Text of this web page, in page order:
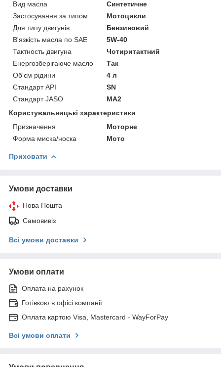
Вид масла
Синтетичне
Застосування за типом
Мотоцикли
Для типу двигунів
Бензиновий
В'язкість масла по SAE
5W-40
Тактность двигуна
Чотиритактний
Енергозберігаюче масло
Так
Об'єм рідини
4 л
Стандарт API
SN
Стандарт JASO
MA2
Користувальницькі характеристики
Призначення
Моторне
Форма миска/носка
Мото
Приховати
Умови доставки
Нова Пошта
Самовивіз
Всі умови доставки
Умови оплати
Оплата на рахунок
Готівкою в офісі компанії
Оплата картою Visa, Mastercard - WayForPay
Всі умови оплати